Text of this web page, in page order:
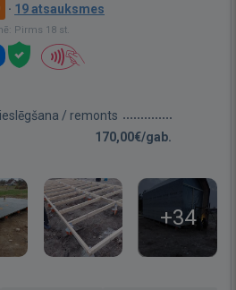
· 19 atsauksmes
Pirms 18 st.
/ remonts
170,00€/gab.
+34